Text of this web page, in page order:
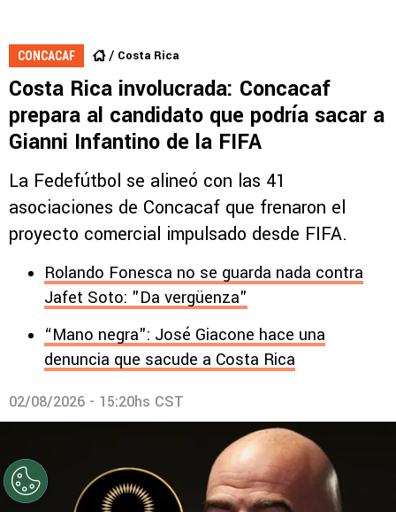
CONCACAF Costa Rica
Costa Rica involucrada: Concacaf
prepara al candidato que podría sacar a
Gianni Infantino de la FIFA
La Fedefútbol se alineó con las 41
asociaciones de Concacaf que frenaron el
proyecto comercial impulsado desde FIFA.
Rolando Fonesca no se guarda nada contra
Jafet Soto: "Da vergüenza"
“Mano negra": José Giacone hace una
denuncia que sacude a Costa Rica
02/08/2026 - 15:20hs CST